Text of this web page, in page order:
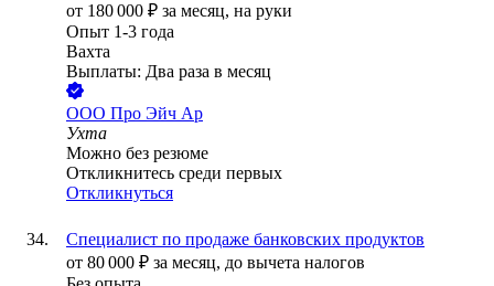
от 180 000 ₽ за месяц, на руки
Опыт 1-3 года
Вахта
Выплаты: Два раза в месяц
ООО Про Эйч Ар
Ухта
Можно без резюме
Откликнитесь среди первых
Откликнуться
Специалист по продаже банковских продуктов
от 80 000 ₽ за месяц, до вычета налогов